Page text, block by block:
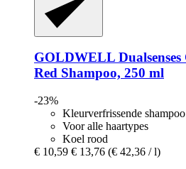
GOLDWELL
Red Shampoo, 250 ml
-23%
Kleurverfrissende shampoo
Voor alle haartypes
Koel rood
€ 10,59 € 13,76 (€ 42,36 / l)